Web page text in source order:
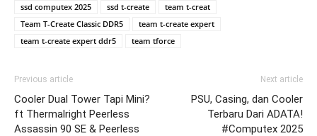
ssd computex 2025
ssd t-create
team t-creat
Team T-Create Classic DDR5
team t-create expert
team t-create expert ddr5
team tforce
Previous article
Cooler Dual Tower Tapi Mini?
ft Thermalright Peerless
Assassin 90 SE & Peerless
Next article
PSU, Casing, dan Cooler
Terbaru Dari ADATA!
#Computex 2025